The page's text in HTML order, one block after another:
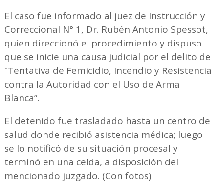
El caso fue informado al juez de Instrucción y
Correccional N° 1, Dr. Rubén Antonio Spessot,
quien direccionó el procedimiento y dispuso
que se inicie una causa judicial por el delito de
“Tentativa de Femicidio, Incendio y Resistencia
contra la Autoridad con el Uso de Arma
Blanca”.
El detenido fue trasladado hasta un centro de
salud donde recibió asistencia médica; luego
se lo notificó de su situación procesal y
terminó en una celda, a disposición del
mencionado juzgado. (Con fotos)